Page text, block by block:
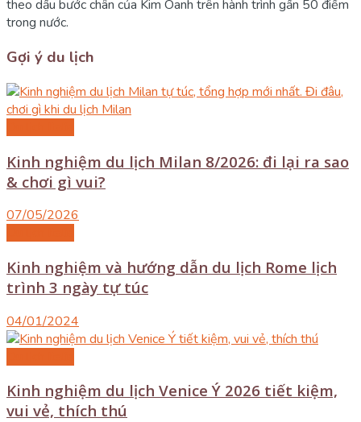
theo dấu bước chân của Kim Oanh trên hành trình gần 50 điểm
trong nước.
Gợi ý du lịch
Kinh nghiệm du lịch Milan 8/2026: đi lại ra sao
& chơi gì vui?
07/05/2026
Kinh nghiệm và hướng dẫn du lịch Rome lịch
trình 3 ngày tự túc
04/01/2024
Kinh nghiệm du lịch Venice Ý 2026 tiết kiệm,
vui vẻ, thích thú